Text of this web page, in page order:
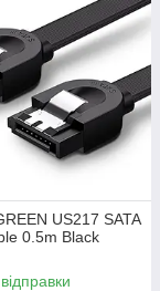
US217 SATA
0.5m Black